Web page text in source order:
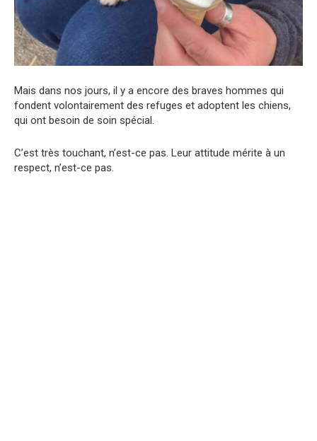
Mais dans nos jours, il y a encore des braves hommes qui
fondent volontairement des refuges et adoptent les chiens,
qui ont besoin de soin spécial.
C’est très touchant, n’est-ce pas. Leur attitude mérite à un
respect, n’est-ce pas.